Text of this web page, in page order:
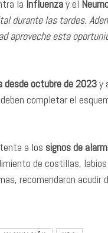
la Influenzay el
durante las tardes.
aproveche esta
desde octubre de 2023y
completar el
a los signos de
de costillas,
recomendaron acudir